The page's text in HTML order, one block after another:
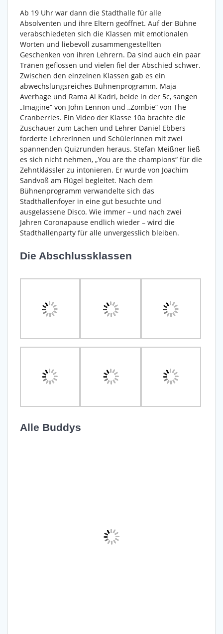
Ab 19 Uhr war dann die Stadthalle für alle
Absolventen und ihre Eltern geöffnet. Auf der Bühne
verabschiedeten sich die Klassen mit emotionalen
Worten und liebevoll zusammengestellten
Geschenken von ihren Lehrern. Da sind auch ein paar
Tränen geflossen und vielen fiel der Abschied schwer.
Zwischen den einzelnen Klassen gab es ein
abwechslungsreiches Bühnenprogramm. Maja
Averhage und Rama Al Kadri, beide in der 5c, sangen
„Imagine“ von John Lennon und „Zombie“ von The
Cranberries. Ein Video der Klasse 10a brachte die
Zuschauer zum Lachen und Lehrer Daniel Ebbers
forderte LehrerInnen und SchülerInnen mit zwei
spannenden Quizrunden heraus. Stefan Meißner ließ
es sich nicht nehmen, „You are the champions“ für die
Zehntklässler zu intonieren. Er wurde von Joachim
Sandvoß am Flügel begleitet. Nach dem
Bühnenprogramm verwandelte sich das
Stadthallenfoyer in eine gut besuchte und
ausgelassene Disco. Wie immer – und nach zwei
Jahren Coronapause endlich wieder – wird die
Stadthallenparty für alle unvergesslich bleiben.
Die Abschlussklassen
Alle Buddys